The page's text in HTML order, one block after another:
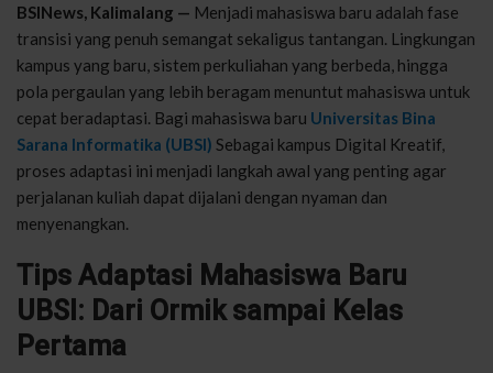
BSINews, Kalimalang — Menjadi mahasiswa baru adalah fase
transisi yang penuh semangat sekaligus tantangan. Lingkungan
kampus yang baru, sistem perkuliahan yang berbeda, hingga
pola pergaulan yang lebih beragam menuntut mahasiswa untuk
cepat beradaptasi. Bagi mahasiswa baru Universitas Bina
Sarana Informatika (UBSI) Sebagai kampus Digital Kreatif,
proses adaptasi ini menjadi langkah awal yang penting agar
perjalanan kuliah dapat dijalani dengan nyaman dan
menyenangkan.
Tips Adaptasi Mahasiswa Baru
UBSI: Dari Ormik sampai Kelas
Pertama